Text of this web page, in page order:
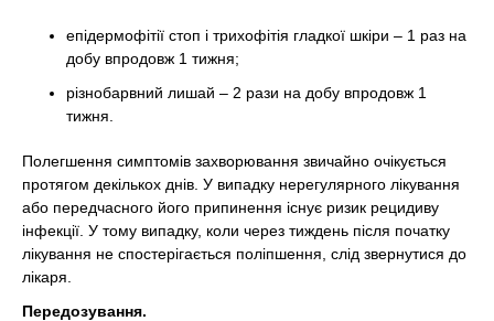
епідермофітії стоп і трихофітія гладкої шкіри – 1 раз на
добу впродовж 1 тижня;
різнобарвний лишай – 2 рази на добу впродовж 1
тижня.
Полегшення симптомів захворювання звичайно очікується
протягом декількох днів. У випадку нерегулярного лікування
або передчасного його припинення існує ризик рецидиву
інфекції. У тому випадку, коли через тиждень після початку
лікування не спостерігається поліпшення, слід звернутися до
лікаря.
Передозування.